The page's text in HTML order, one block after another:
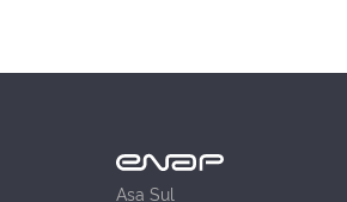
Asa Sul